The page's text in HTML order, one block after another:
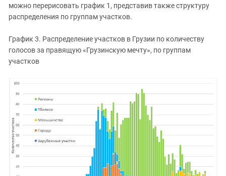
можно перерисовать график 1, представив также структуру
распределения по группам участков.
График 3. Распределение участков в Грузии по количеству
голосов за правящую «Грузинскую мечту», по группам
участков